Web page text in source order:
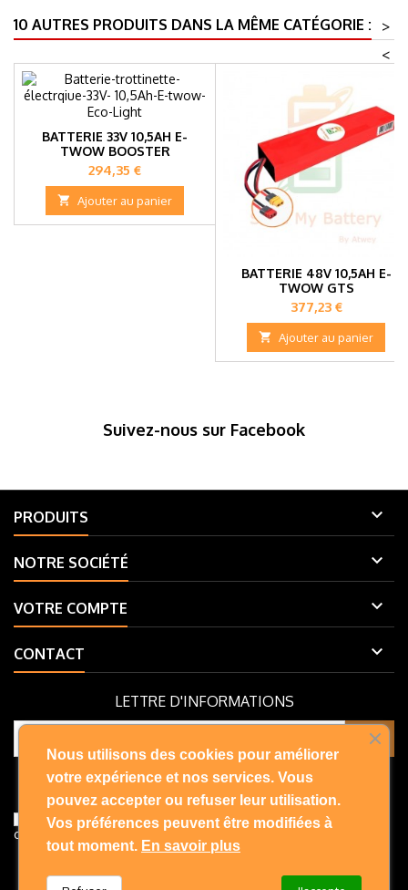
10 AUTRES PRODUITS DANS LA MÊME CATÉGORIE :
>
<
BATTERIE 33V 10,5AH E-
TWOW BOOSTER
Prix
294,35 €
 Ajouter au panier
BATTERIE 48V 10,5AH E-
TWOW GTS
Prix
377,23 €
 Ajouter au panier
Suivez-nous sur Facebook
PRODUITS 
NOTRE SOCIÉTÉ 
VOTRE COMPTE 
CONTACT 
LETTRE D'INFORMATIONS
Vous pouvez vous désinscrire à tout moment. Vous trouverez pour
cela nos informations de contact dans les conditions d'utilisation du
site.
J'accepte les conditions générales et la politique de
confidentialité
Nous utilisons des cookies pour améliorer
votre expérience et nos services. Vous
pouvez accepter ou refuser leur utilisation.
Vos préférences peuvent être modifiées à
tout moment. En savoir plus